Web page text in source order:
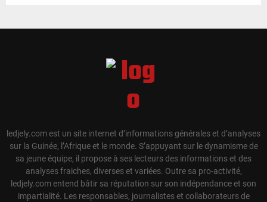
ledjely.com est un site internet d’informations générales et d’analyses
sur la Guinée, l’Afrique et le monde. S’appuyant sur le dynamisme de
sa jeune équipe, il propose à ses lecteurs des informations et des
analyses fraiches, diverses et variées. Outre sa pro-activité,
ledjely.com entend bâtir sa réputation sur son indépendance et son
impartialité. Les responsables, journalistes et collaborateurs de